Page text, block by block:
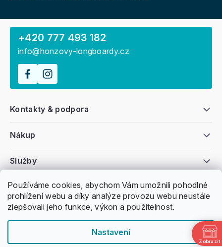
Používáme cookies, abychom Vám umožnili pohodlné
prohlížení webu a díky analýze provozu webu neustále
zlepšovali jeho funkce, výkon a použitelnost.
Nastavení
Všeobecné informace
Nákup
Kontakty & podpora
Služby
+420 777 493 182
info@honzovy-longboardy.cz
Zobrazit